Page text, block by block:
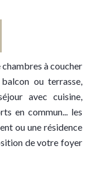
à coucher
ou terrasse,
avec cuisine,
en commun... les
ou une résidence
de votre foyer